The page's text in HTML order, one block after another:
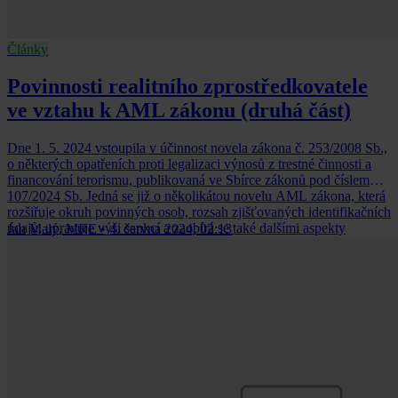
Články
Povinnosti realitního zprostředkovatele
ve vztahu k AML zákonu (druhá část)
Dne 1. 5. 2024 vstoupila v účinnost novela zákona č. 253/2008 Sb.,
o některých opatřeních proti legalizaci výnosů z trestné činnosti a
financování terorismu, publikovaná ve Sbírce zákonů pod číslem
107/2024 Sb. Jedná se již o několikátou novelu AML zákona, která
rozšiřuje okruh povinných osob, rozsah zjišťovaných identifikačních
údajů, upravuje výši sankcí a zaobírá se také dalšími aspekty
Jan Malý, MRE • 4. června 2024, 02:13